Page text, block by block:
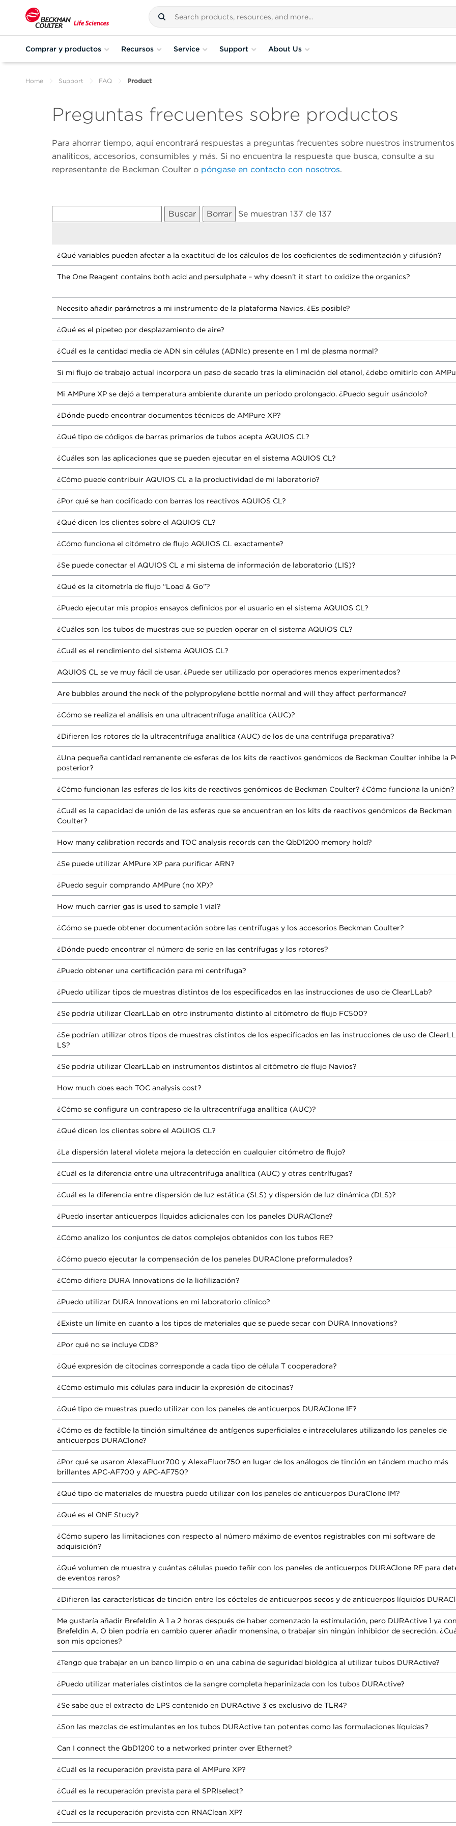
Comprar y productos Recursos Service Support About Us
Home Support FAQ Product
Preguntas frecuentes sobre productos
Para ahorrar tiempo, aquí encontrará respuestas a preguntas frecuentes sobre nuestros instrumentos
analíticos, accesorios, consumibles y más. Si no encuentra la respuesta que busca, consulte a su
representante de Beckman Coulter o póngase en contacto con nosotros.
Se muestran 137 de 137
¿Qué variables pueden afectar a la exactitud de los cálculos de los coeficientes de sedimentación y difusión?
The One Reagent contains both acid and persulphate – why doesn’t it start to oxidize the organics?
Necesito añadir parámetros a mi instrumento de la plataforma Navios. ¿Es posible?
¿Qué es el pipeteo por desplazamiento de aire?
¿Cuál es la cantidad media de ADN sin células (ADNlc) presente en 1 ml de plasma normal?
Si mi flujo de trabajo actual incorpora un paso de secado tras la eliminación del etanol, ¿debo omitirlo con
Mi AMPure XP se dejó a temperatura ambiente durante un periodo prolongado. ¿Puedo seguir usándolo?
¿Dónde puedo encontrar documentos técnicos de AMPure XP?
¿Qué tipo de códigos de barras primarios de tubos acepta AQUIOS CL?
¿Cuáles son las aplicaciones que se pueden ejecutar en el sistema AQUIOS CL?
¿Cómo puede contribuir AQUIOS CL a la productividad de mi laboratorio?
¿Por qué se han codificado con barras los reactivos AQUIOS CL?
¿Qué dicen los clientes sobre el AQUIOS CL?
¿Cómo funciona el citómetro de flujo AQUIOS CL exactamente?
¿Se puede conectar el AQUIOS CL a mi sistema de información de laboratorio (LIS)?
¿Qué es la citometría de flujo “Load & Go”?
¿Puedo ejecutar mis propios ensayos definidos por el usuario en el sistema AQUIOS CL?
¿Cuáles son los tubos de muestras que se pueden operar en el sistema AQUIOS CL?
¿Cuál es el rendimiento del sistema AQUIOS CL?
AQUIOS CL se ve muy fácil de usar. ¿Puede ser utilizado por operadores menos experimentados?
Are bubbles around the neck of the polypropylene bottle normal and will they affect performance?
¿Cómo se realiza el análisis en una ultracentrífuga analítica (AUC)?
¿Difieren los rotores de la ultracentrífuga analítica (AUC) de los de una centrífuga preparativa?
¿Una pequeña cantidad remanente de esferas de los kits de reactivos genómicos de Beckman Coulter inhibe la
posterior?
¿Cómo funcionan las esferas de los kits de reactivos genómicos de Beckman Coulter? ¿Cómo funciona la unión?
¿Cuál es la capacidad de unión de las esferas que se encuentran en los kits de reactivos genómicos de Beckman
Coulter?
How many calibration records and TOC analysis records can the QbD1200 memory hold?
¿Se puede utilizar AMPure XP para purificar ARN?
¿Puedo seguir comprando AMPure (no XP)?
How much carrier gas is used to sample 1 vial?
¿Cómo se puede obtener documentación sobre las centrífugas y los accesorios Beckman Coulter?
¿Dónde puedo encontrar el número de serie en las centrífugas y los rotores?
¿Puedo obtener una certificación para mi centrífuga?
¿Puedo utilizar tipos de muestras distintos de los especificados en las instrucciones de uso de ClearLLab?
¿Se podría utilizar ClearLLab en otro instrumento distinto al citómetro de flujo FC500?
¿Se podrían utilizar otros tipos de muestras distintos de los especificados en las instrucciones de uso de
LS?
¿Se podría utilizar ClearLLab en instrumentos distintos al citómetro de flujo Navios?
How much does each TOC analysis cost?
¿Cómo se configura un contrapeso de la ultracentrífuga analítica (AUC)?
¿Qué dicen los clientes sobre el AQUIOS CL?
¿La dispersión lateral violeta mejora la detección en cualquier citómetro de flujo?
¿Cuál es la diferencia entre una ultracentrífuga analítica (AUC) y otras centrífugas?
¿Cuál es la diferencia entre dispersión de luz estática (SLS) y dispersión de luz dinámica (DLS)?
¿Puedo insertar anticuerpos líquidos adicionales con los paneles DURAClone?
¿Cómo analizo los conjuntos de datos complejos obtenidos con los tubos RE?
¿Cómo puedo ejecutar la compensación de los paneles DURAClone preformulados?
¿Cómo difiere DURA Innovations de la liofilización?
¿Puedo utilizar DURA Innovations en mi laboratorio clínico?
¿Existe un límite en cuanto a los tipos de materiales que se puede secar con DURA Innovations?
¿Por qué no se incluye CD8?
¿Qué expresión de citocinas corresponde a cada tipo de célula T cooperadora?
¿Cómo estimulo mis células para inducir la expresión de citocinas?
¿Qué tipo de muestras puedo utilizar con los paneles de anticuerpos DURAClone IF?
¿Cómo es de factible la tinción simultánea de antígenos superficiales e intracelulares utilizando los paneles de
anticuerpos DURAClone?
¿Por qué se usaron AlexaFluor700 y AlexaFluor750 en lugar de los análogos de tinción en tándem mucho más
brillantes APC-AF700 y APC-AF750?
¿Qué tipo de materiales de muestra puedo utilizar con los paneles de anticuerpos DuraClone IM?
¿Qué es el ONE Study?
¿Cómo supero las limitaciones con respecto al número máximo de eventos registrables con mi software de
adquisición?
¿Qué volumen de muestra y cuántas células puedo teñir con los paneles de anticuerpos DURAClone RE para
de eventos raros?
¿Difieren las características de tinción entre los cócteles de anticuerpos secos y de anticuerpos líquidos
Me gustaría añadir Brefeldin A 1 a 2 horas después de haber comenzado la estimulación, pero DURActive 1 ya
Brefeldin A. O bien podría en cambio querer añadir monensina, o trabajar sin ningún inhibidor de secreción.
son mis opciones?
¿Tengo que trabajar en un banco limpio o en una cabina de seguridad biológica al utilizar tubos DURActive?
¿Puedo utilizar materiales distintos de la sangre completa heparinizada con los tubos DURActive?
¿Se sabe que el extracto de LPS contenido en DURActive 3 es exclusivo de TLR4?
¿Son las mezclas de estimulantes en los tubos DURActive tan potentes como las formulaciones líquidas?
Can I connect the QbD1200 to a networked printer over Ethernet?
¿Cuál es la recuperación prevista para el AMPure XP?
¿Cuál es la recuperación prevista para el SPRIselect?
¿Cuál es la recuperación prevista con RNAClean XP?